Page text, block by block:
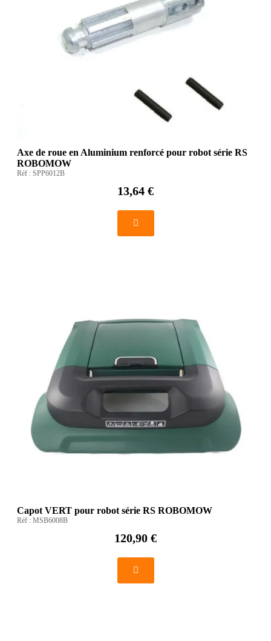
Axe de roue en Aluminium renforcé pour robot série RS
ROBOMOW
Réf : SPP6012B
13,64 €
Capot VERT pour robot série RS ROBOMOW
Réf : MSB6008B
120,90 €